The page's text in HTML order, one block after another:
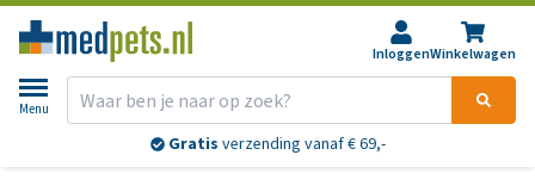
InloggenWinkelwagen
Menu
Gratis verzending vanaf € 69,-